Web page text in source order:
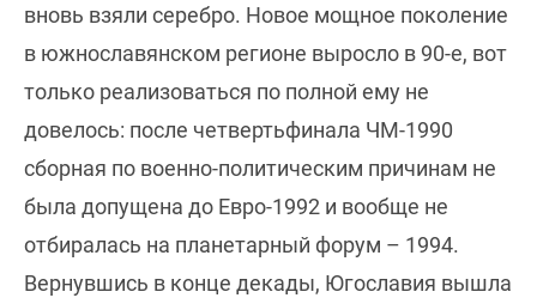
вновь взяли серебро. Новое мощное поколение
в южнославянском регионе выросло в 90-е, вот
только реализоваться по полной ему не
довелось: после четвертьфинала ЧМ-1990
сборная по военно-политическим причинам не
была допущена до Евро-1992 и вообще не
отбиралась на планетарный форум – 1994.
Вернувшись в конце декады, Югославия вышла